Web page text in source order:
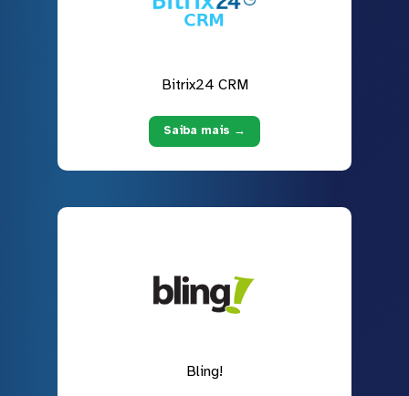
Bitrix24 CRM
Saiba mais →
Bling!